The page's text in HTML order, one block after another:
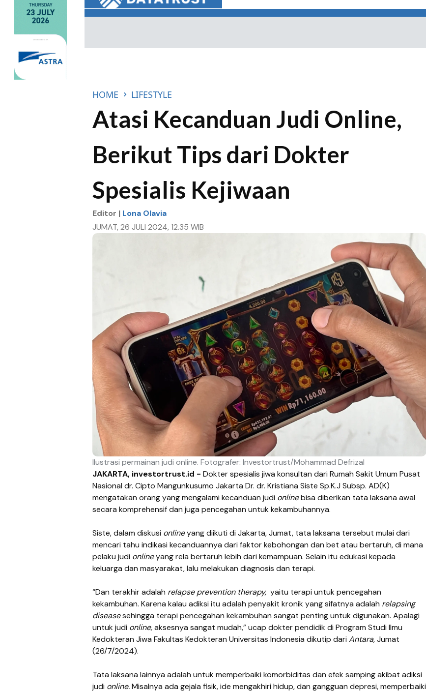
HOME LIFESTYLE
Atasi Kecanduan Judi Online,
Berikut Tips dari Dokter
Spesialis Kejiwaan
Editor | Lona Olavia
JUMAT, 26 JULI 2024, 12.35 WIB
Ilustrasi permainan judi online. Fotografer: Investortrust/Mohammad Defrizal
JAKARTA, investortrust.id - Dokter spesialis jiwa konsultan dari Rumah Sakit Umum Pusat
Nasional dr. Cipto Mangunkusumo Jakarta Dr. dr. Kristiana Siste Sp.K.J Subsp. AD(K)
mengatakan orang yang mengalami kecanduan judi onlinebisa diberikan tata laksana awal
secara komprehensif dan juga pencegahan untuk kekambuhannya.
Siste, dalam diskusi onlineyang diikuti di Jakarta, Jumat, tata laksana tersebut mulai dari
mencari tahu indikasi kecanduannya dari faktor kebohongan dan bet atau bertaruh, di mana
pelaku judi onlineyang rela bertaruh lebih dari kemampuan. Selain itu edukasi kepada
keluarga dan masyarakat, lalu melakukan diagnosis dan terapi.
“Dan terakhir adalah relapse prevention therapy, yaitu terapi untuk pencegahan
kekambuhan. Karena kalau adiksi itu adalah penyakit kronik yang sifatnya adalah relapsing
diseasesehingga terapi pencegahan kekambuhan sangat penting untuk digunakan. Apalagi
untuk judi online,aksesnya sangat mudah,” ucap dokter pendidik di Program Studi Ilmu
Kedokteran Jiwa Fakultas Kedokteran Universitas Indonesia dikutip dari Antara,Jumat
(26/7/2024).
Tata laksana lainnya adalah untuk memperbaiki komorbiditas dan efek samping akibat adiksi
judi online.Misalnya ada gejala fisik, ide mengakhiri hidup, dan gangguan depresi, memperbaiki